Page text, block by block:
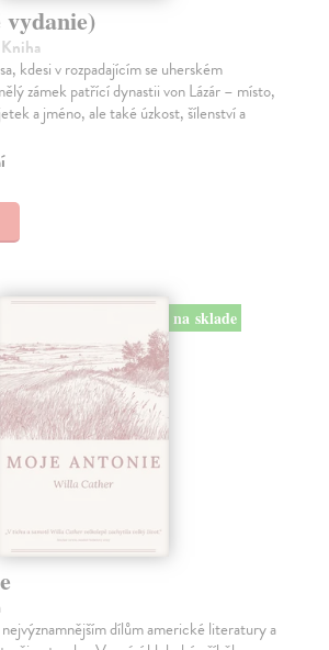
vydanie)
kdesi v rozpadajícím se uherském
zámek patřící dynastii von Lázár – místo,
a jméno, ale také úzkost, šílenství a
na sklade
dílům americké literatury a